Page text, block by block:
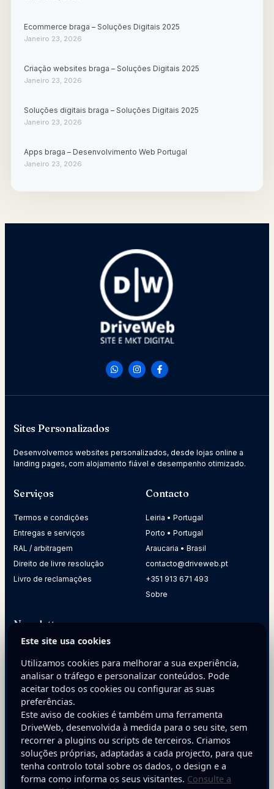
Ecommerce braga – Soluções Digitais 2025
Janeiro 23, 2026
Criação websites braga – Soluções Digitais 2025
Janeiro 23, 2026
Soluções digitais braga – Soluções Digitais 2025
Janeiro 23, 2026
Apps braga – Desenvolvimento Web Portugal
Janeiro 23, 2026
Sites Personalizados
Desenvolvemos websites personalizados, desde lojas online a
landing pages, com alojamento fiável e desempenho otimizado.
Serviços
Termos e condições
Entregas e serviços
RAL / arbitragem
Direito de livre resolução
Livro de reclamações
Contacto
Leiria • Portugal
Porto • Portugal
Araucaria • Brasil
contacto@driveweb.pt
+351 913 671 493
Sobre
Newsletter
sua empresa.
E-mail
Inscreva-se
Este site usa cookies
Utilizamos cookies para melhorar a sua experiência,
analisar o tráfego e personalizar conteúdos. Pode
aceitar todos os cookies ou configurar as suas
preferências.
Este aviso de cookies é também uma ferramenta
DriveWeb, desenvolvida à medida para o seu site, sem
recorrer a plugins ou scripts de terceiros. Criamos
soluções próprias, adaptadas a cada projecto, para que
tenha controlo total sobre os dados, o design e a
forma como informa os seus visitantes. Consulte a